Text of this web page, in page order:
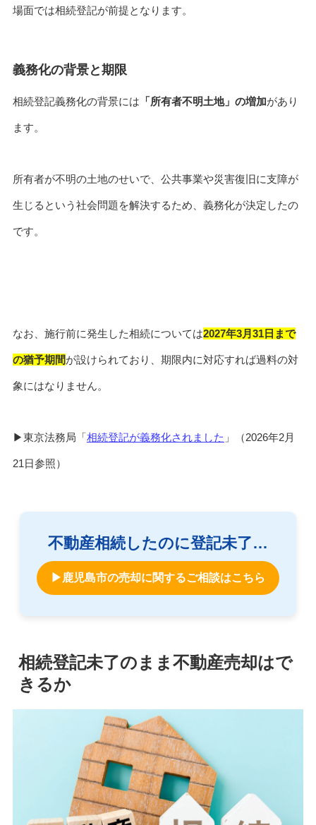
場面では相続登記が前提となります。
義務化の背景と期限
相続登記義務化の背景には 「所有者不明土地」の増加があり
ます。
所有者が不明の土地のせいで、公共事業や災害復旧に支障が
生じるという社会問題を解決するため、義務化が決定したの
です。
なお、施行前に発生した相続については2027年3月31日まで
の猶予期間が設けられており、期限内に対応すれば過料の対
象にはなりません。
▶東京法務局「相続登記が義務化されました 」（2026年2月
21日参照）
不動産相続したのに登記未了…
▶鹿児島市の売却に関するご相談はこちら
相続登記未了のまま不動産売却はで
きるか